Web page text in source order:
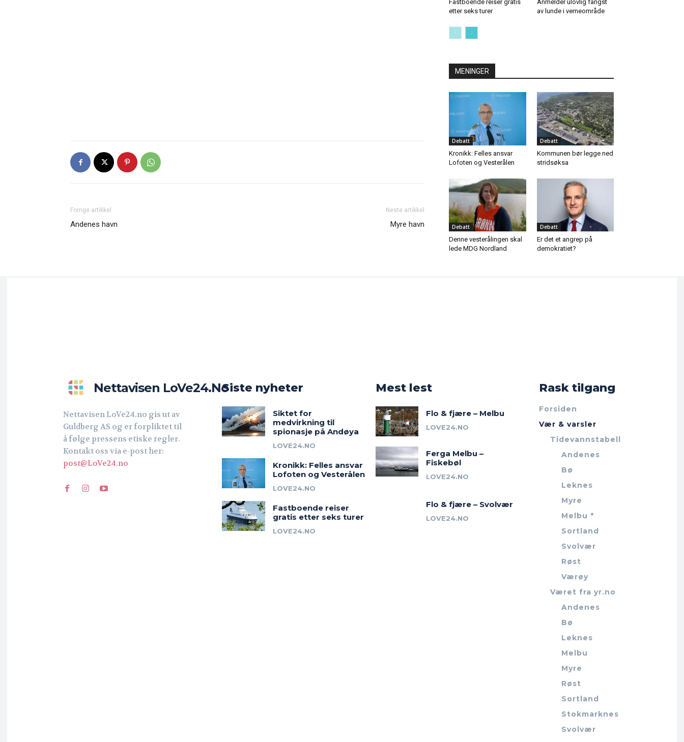
Forrige artikkel
Andenes havn
Neste artikkel
Myre havn
Fastboende reiser gratis
etter seks turer
Anmelder ulovlig fangst
av lunde i verneområde
MENINGER
Debatt
Kronikk: Felles ansvar
Lofoten og Vesterålen
Debatt
Kommunen bør legge ned
stridsøksa
Debatt
Denne vesterålingen skal
lede MDG Nordland
Debatt
Er det et angrep på
demokratiet?
Nettavisen LoVe24.no
Nettavisen LoVe24.no gis ut av
Guldberg AS og er forpliktet til
å følge pressens etiske regler.
Kontakt oss via e-post her:
post@LoVe24.no
Siste nyheter
Siktet for
medvirkning til
spionasje på Andøya
LOVE24.NO
Kronikk: Felles ansvar
Lofoten og Vesterålen
LOVE24.NO
Fastboende reiser
gratis etter seks turer
LOVE24.NO
Mest lest
Flo & fjære – Melbu
LOVE24.NO
Ferga Melbu –
Fiskebøl
LOVE24.NO
Flo & fjære – Svolvær
LOVE24.NO
Rask tilgang
Forsiden
Vær & varsler
Tidevannstabell
Andenes
Bø
Leknes
Myre
Melbu *
Sortland
Svolvær
Røst
Værøy
Været fra yr.no
Andenes
Bø
Leknes
Melbu
Myre
Røst
Sortland
Stokmarknes
Svolvær